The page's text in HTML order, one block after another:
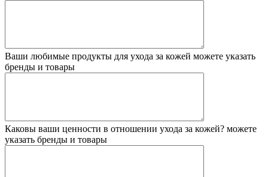
Ваши любимые продукты для ухода за кожей можете указать
бренды и товары
Каковы ваши ценности в отношении ухода за кожей? можете
указать бренды и товары